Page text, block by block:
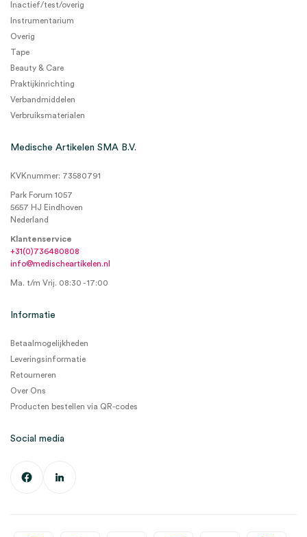
Inactief/test/overig
Instrumentarium
Overig
Tape
Beauty & Care
Praktijkinrichting
Verbandmiddelen
Verbruiksmaterialen
Medische Artikelen SMA B.V.
KVKnummer: 73580791
Park Forum 1057
5657 HJ Eindhoven
Nederland
Klantenservice
+31(0)736480808
info@medischeartikelen.nl
Ma. t/m Vrij. 08:30 - 17:00
Informatie
Betaalmogelijkheden
Leveringsinformatie
Retourneren
Over Ons
Producten bestellen via QR-codes
Social media